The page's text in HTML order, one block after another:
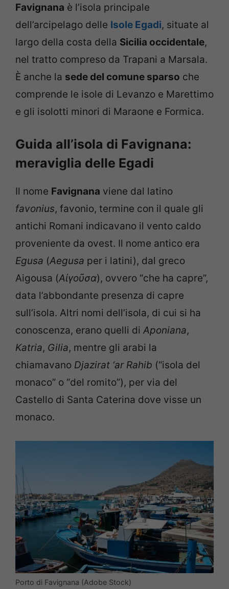
Favignana è l’isola principale
dell’arcipelago delle Isole Egadi, situate al
largo della costa della Sicilia occidentale,
nel tratto compreso da Trapani a Marsala.
È anche la sede del comune sparso che
comprende le isole di Levanzo e Marettimo
e gli isolotti minori di Maraone e Formica.
Guida all’isola di Favignana:
meraviglia delle Egadi
Il nome Favignana viene dal latino
favonius, favonio, termine con il quale gli
antichi Romani indicavano il vento caldo
proveniente da ovest. Il nome antico era
Egusa (Aegusa per i latini), dal greco
Aigousa (Αἰγοῦσα), ovvero “che ha capre”,
data l’abbondante presenza di capre
sull’isola. Altri nomi dell’isola, di cui si ha
conoscenza, erano quelli di Aponiana,
Katria, Gilia, mentre gli arabi la
chiamavano Djazirat ‘ar Rahib (“isola del
monaco” o “del romito”), per via del
Castello di Santa Caterina dove visse un
monaco.
Porto di Favignana (Adobe Stock)